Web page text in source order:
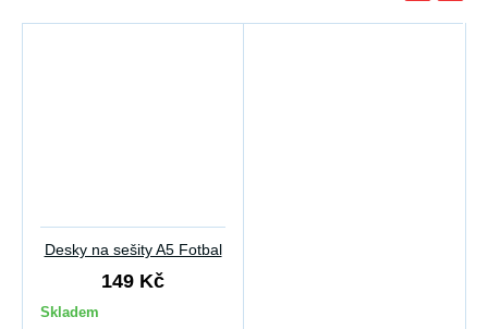
Desky na sešity A5 Fotbal
149 Kč
Skladem